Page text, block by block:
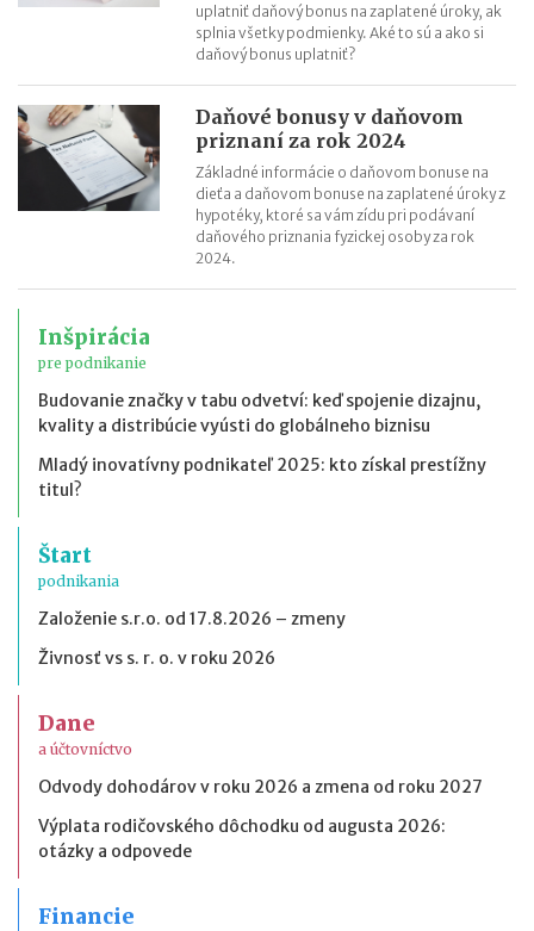
uplatniť daňový bonus na zaplatené úroky, ak
splnia všetky podmienky. Aké to sú a ako si
daňový bonus uplatniť?
Daňové bonusy v daňovom
priznaní za rok 2024
Základné informácie o daňovom bonuse na
dieťa a daňovom bonuse na zaplatené úroky z
hypotéky, ktoré sa vám zídu pri podávaní
daňového priznania fyzickej osoby za rok
2024.
Inšpirácia
pre podnikanie
Budovanie značky v tabu odvetví: keď spojenie dizajnu,
kvality a distribúcie vyústi do globálneho biznisu
Mladý inovatívny podnikateľ 2025: kto získal prestížny
titul?
Štart
podnikania
Založenie s.r.o. od 17.8.2026 – zmeny
Živnosť vs s. r. o. v roku 2026
Dane
a účtovníctvo
Odvody dohodárov v roku 2026 a zmena od roku 2027
Výplata rodičovského dôchodku od augusta 2026:
otázky a odpovede
Financie